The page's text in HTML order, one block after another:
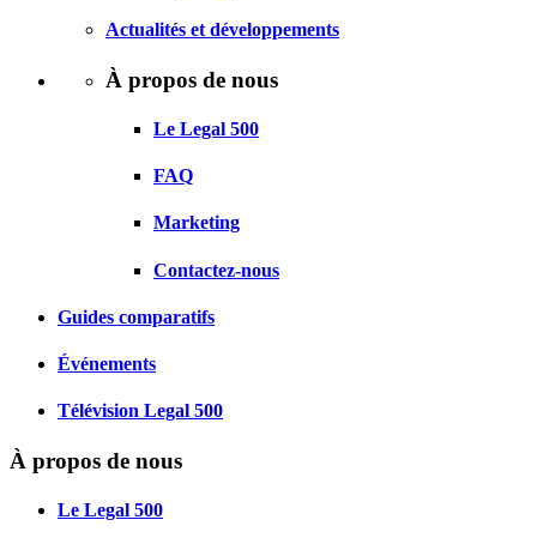
Actualités et développements
À propos de nous
Le Legal 500
FAQ
Marketing
Contactez-nous
Guides comparatifs
Événements
Télévision Legal 500
À propos de nous
Le Legal 500